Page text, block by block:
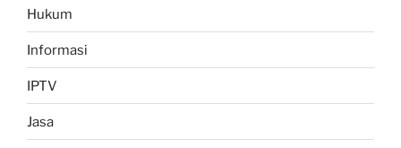
Hukum
Informasi
IPTV
Jasa